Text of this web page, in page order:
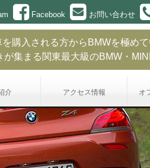
Facebook お問い合わせ
購入される方からBMWを極め
が集まる関東最大級のBMW・
介 アクセス情報 オ